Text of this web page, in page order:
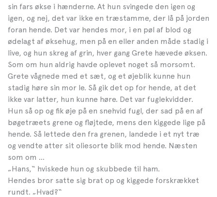
sin fars økse i hænderne. At hun svingede den igen og
igen, og nej, det var ikke en træstamme, der lå på jorden
foran hende. Det var hendes mor, i en pøl af blod og
ødelagt af øksehug, men på en eller anden måde stadig i
live, og hun skreg af grin, hver gang Grete hævede øksen.
Som om hun aldrig havde oplevet noget så morsomt.
Grete vågnede med et sæt, og et øjeblik kunne hun
stadig høre sin mor le. Så gik det op for hende, at det
ikke var latter, hun kunne høre. Det var fuglekvidder.
Hun så op og fik øje på en snehvid fugl, der sad på en af
bøgetræets grene og fløjtede, mens den kiggede lige på
hende. Så lettede den fra grenen, landede i et nyt træ
og vendte atter sit oliesorte blik mod hende. Næsten
som om …
„Hans,“ hviskede hun og skubbede til ham.
Hendes bror satte sig brat op og kiggede forskrækket
rundt. „Hvad?“